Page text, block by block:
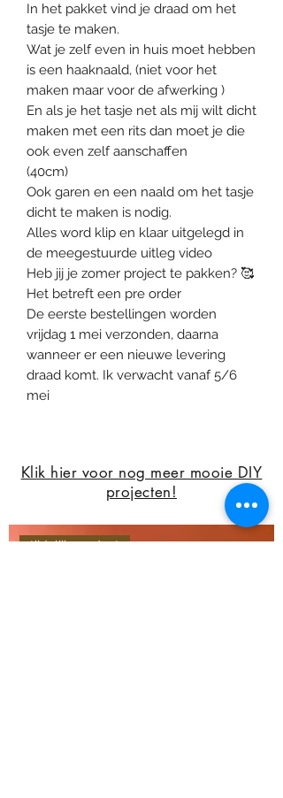
In het pakket vind je draad om het
tasje te maken.
Wat je zelf even in huis moet hebben
is een haaknaald, (niet voor het
maken maar voor de afwerking )
En als je het tasje net als mij wilt dicht
maken met een rits dan moet je die
ook even zelf aanschaffen
(40cm)
Ook garen en een naald om het tasje
dicht te maken is nodig.
Alles word klip en klaar uitgelegd in
de meegestuurde uitleg video
Heb jij je zomer project te pakken? 🥰
Het betreft een pre order
De eerste bestellingen worden
vrijdag 1 mei verzonden, daarna
wanneer er een nieuwe levering
draad komt. Ik verwacht vanaf 5/6
mei
Klik hier voor nog meer mooie DIY
projecten!
tijdelijk product